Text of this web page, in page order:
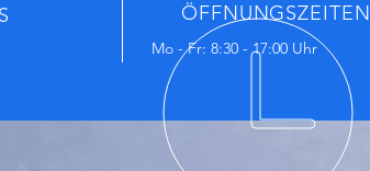
ÖFFNUNGSZEITEN
Mo - Fr: 8:30 - 17:00 Uhr